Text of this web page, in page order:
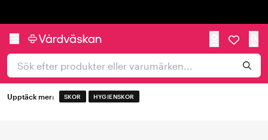
Upptäck mer: SKOR HYGIENSKOR